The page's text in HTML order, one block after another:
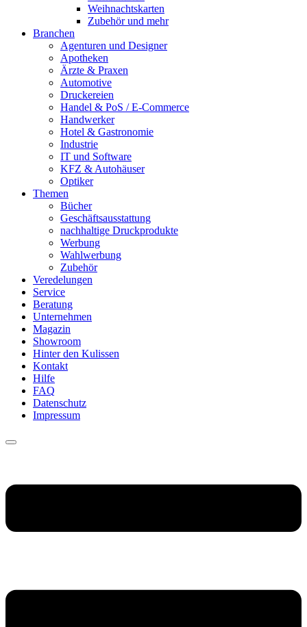
Weihnachtskarten
Zubehör und mehr
Branchen
Agenturen und Designer
Apotheken
Ärzte & Praxen
Automotive
Druckereien
Handel & PoS / E-Commerce
Handwerker
Hotel & Gastronomie
Industrie
IT und Software
KFZ & Autohäuser
Optiker
Themen
Bücher
Geschäftsausstattung
nachhaltige Druckprodukte
Werbung
Wahlwerbung
Zubehör
Veredelungen
Service
Beratung
Unternehmen
Magazin
Showroom
Hinter den Kulissen
Kontakt
Hilfe
FAQ
Datenschutz
Impressum